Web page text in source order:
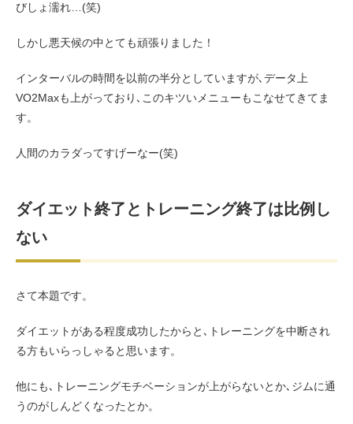
びしょ濡れ…(笑)
しかし悪天候の中とても頑張りました！
インターバルの時間を以前の半分としていますが､データ上
VO2Maxも上がっており､このキツいメニューもこなせてきてま
す。
人間のカラダってすげーなー(笑)
ダイエット終了とトレーニング終了は比例し
ない
さて本題です。
ダイエットがある程度成功したからと､トレーニングを中断され
る方もいらっしゃると思います。
他にも､トレーニングモチベーションが上がらないとか､ジムに通
うのがしんどくなったとか。